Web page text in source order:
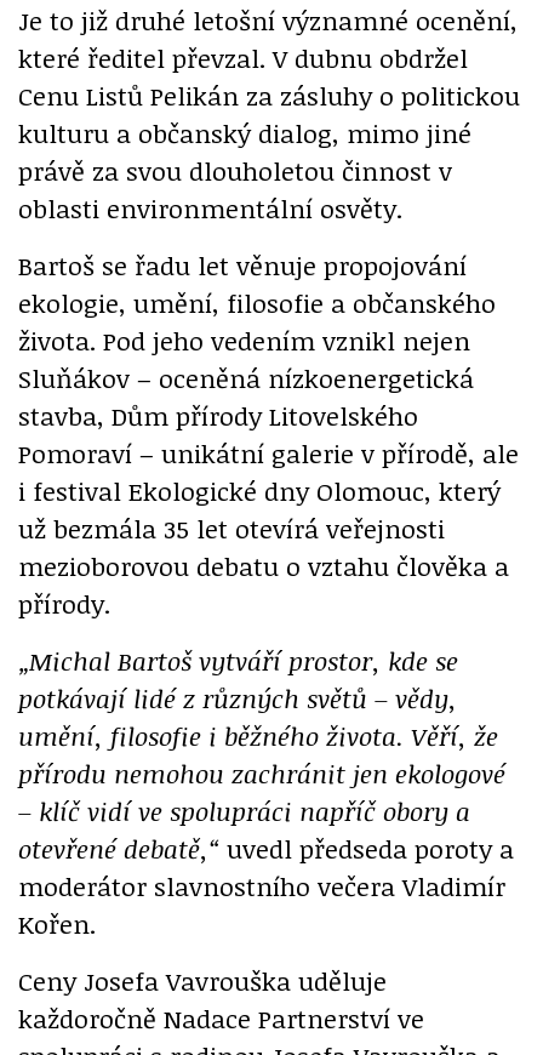
Je to již druhé letošní významné ocenění,
které ředitel převzal. V dubnu obdržel
Cenu Listů Pelikán za zásluhy o politickou
kulturu a občanský dialog, mimo jiné
právě za svou dlouholetou činnost v
oblasti environmentální osvěty.
Bartoš se řadu let věnuje propojování
ekologie, umění, filosofie a občanského
života. Pod jeho vedením vznikl nejen
Sluňákov – oceněná nízkoenergetická
stavba, Dům přírody Litovelského
Pomoraví – unikátní galerie v přírodě, ale
i festival Ekologické dny Olomouc, který
už bezmála 35 let otevírá veřejnosti
mezioborovou debatu o vztahu člověka a
přírody.
„Michal Bartoš vytváří prostor, kde se
potkávají lidé z různých světů – vědy,
umění, filosofie i běžného života. Věří, že
přírodu nemohou zachránit jen ekologové
– klíč vidí ve spolupráci napříč obory a
otevřené debatě,“ uvedl předseda poroty a
moderátor slavnostního večera Vladimír
Kořen.
Ceny Josefa Vavrouška uděluje
každoročně Nadace Partnerství ve